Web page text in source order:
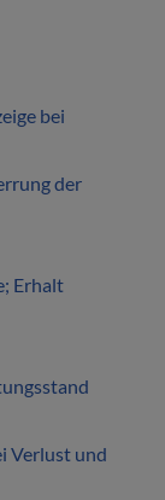
bei
der
Erhalt
Verlust und